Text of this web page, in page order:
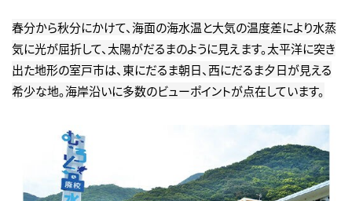
春分から秋分にかけて、海面の海水温と大気の温度差により水蒸
気に光が屈折して、太陽がだるまのように見えます。太平洋に突き
出た地形の室戸市は、東にだるま朝日、西にだるま夕日が見える
希少な地。海岸沿いに多数のビューポイントが点在しています。